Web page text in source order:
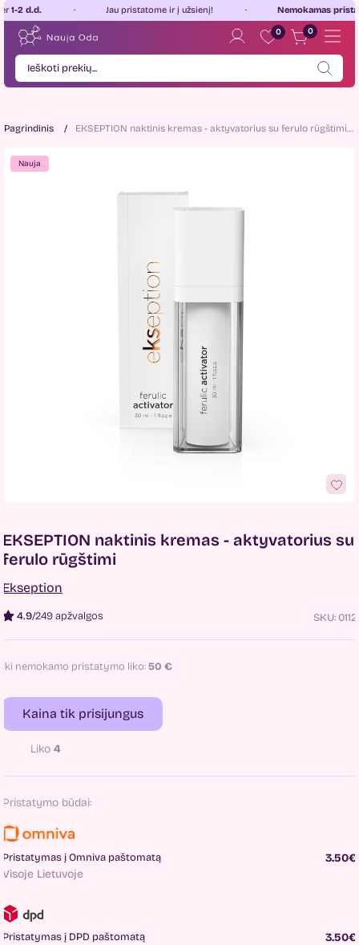
Jau pristatome ir į užsienį! Nemokamas pristatymas
0 0
Pagrindinis EKSEPTION naktinis kremas - aktyvatorius su ferulo rūgštimi
Nauja
EKSEPTION naktinis kremas - aktyvatorius su
ferulo rūgštimi
Ekseption
4.9/249 apžvalgos SKU: 0112
Iki nemokamo pristatymo liko:50 €
Kaina tik prisijungus
Liko 4
Pristatymo būdai:
Pristatymas į Omniva paštomatą
Visoje Lietuvoje
3.50€
Pristatymas į DPD paštomatą 3.50€